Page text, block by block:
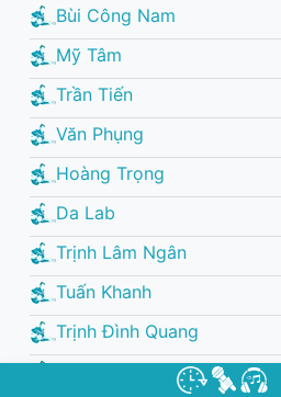
Bùi Công Nam
Mỹ Tâm
Trần Tiến
Văn Phụng
Hoàng Trọng
Da Lab
Trịnh Lâm Ngân
Tuấn Khanh
Trịnh Đình Quang
Đinh Tùng Huy